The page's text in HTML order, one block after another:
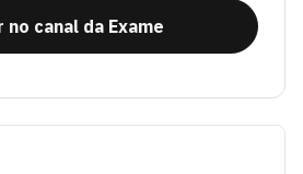
no canal da Exame